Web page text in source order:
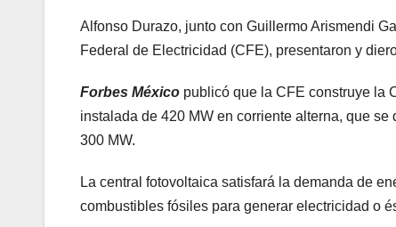
Alfonso Durazo, junto con Guillermo Arismendi
Federal de Electricidad (CFE), presentaron y
Forbes México publicó que la CFE construye la
instalada de 420 MW en corriente alterna, que
300 MW.
La central fotovoltaica satisfará la demanda de
combustibles fósiles para generar electricidad o